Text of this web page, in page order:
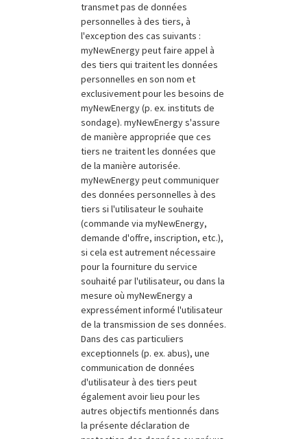
transmet pas de données
personnelles à des tiers, à
l'exception des cas suivants :
myNewEnergy peut faire appel à
des tiers qui traitent les données
personnelles en son nom et
exclusivement pour les besoins de
myNewEnergy (p. ex. instituts de
sondage). myNewEnergy s'assure
de manière appropriée que ces
tiers ne traitent les données que
de la manière autorisée.
myNewEnergy peut communiquer
des données personnelles à des
tiers si l'utilisateur le souhaite
(commande via myNewEnergy,
demande d'offre, inscription, etc.),
si cela est autrement nécessaire
pour la fourniture du service
souhaité par l'utilisateur, ou dans la
mesure où myNewEnergy a
expressément informé l'utilisateur
de la transmission de ses données.
Dans des cas particuliers
exceptionnels (p. ex. abus), une
communication de données
d'utilisateur à des tiers peut
également avoir lieu pour les
autres objectifs mentionnés dans
la présente déclaration de